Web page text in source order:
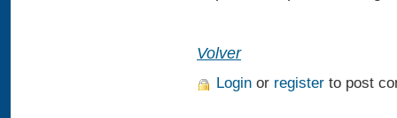
Volver
Login or register to post